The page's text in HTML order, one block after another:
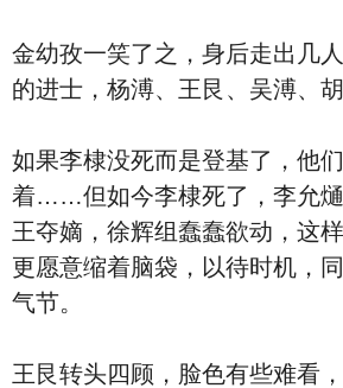
金幼孜一笑了之，身后走出几
的进士，杨溥、王艮、吴溥、胡
如果李棣没死而是登基了，他
着……但如今李棣死了，李允
王夺嫡，徐辉组蠢蠢欲动，这
更愿意缩着脑袋，以待时机，
气节。
王艮转头四顾，脸色有些难看